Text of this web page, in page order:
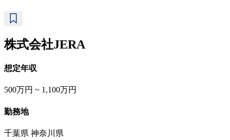
株式会社JERA
想定年収
500万円 ~ 1,100万円
勤務地
千葉県 神奈川県